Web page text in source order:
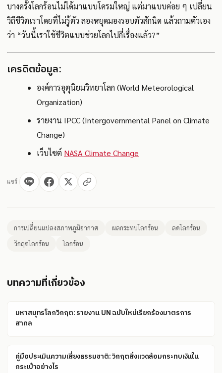
บางครั้งโลกร้อนไม่ได้มาแบบโครมใหญ่ แต่มาแบบค่อย ๆ เปลี่ยน
วิถีชีวิตเราโดยที่ไม่รู้ตัว ลองหยุดมองรอบตัวสักนิด แล้วถามตัวเอง
ว่า “วันนี้เราใช้ชีวิตแบบช่วยโลกไปกี่เรื่องแล้ว?”
เครดิตข้อมูล:
องค์การอุตุนิยมวิทยาโลก (World Meteorological
Organization)
รายงาน IPCC (Intergovernmental Panel on Climate
Change)
เว็บไซต์ NASA Climate Change
แชร์
การเปลี่ยนแปลงสภาพภูมิอากาศ ผลกระทบโลกร้อน
ลดโลกร้อน
วิกฤตโลกร้อน
โลกร้อน
บทความที่เกี่ยวข้อง
มหาสมุทรโลกวิกฤต: รายงาน UN ฉบับใหม่เรียกร้องมาตรการ
สากล
คู่มือประเมินความเสี่ยงธรรมชาติ: วิกฤตสิ่งแวดล้อมกระทบเงินใน
กระเป๋าอย่างไร